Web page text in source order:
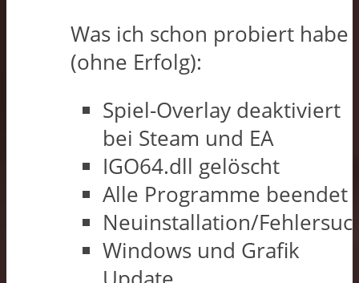
Was ich schon probiert habe
(ohne Erfolg):
Spiel-Overlay deaktiviert
bei Steam und EA
IGO64.dll gelöscht
Alle Programme beendet
Neuinstallation/
Windows und Grafik